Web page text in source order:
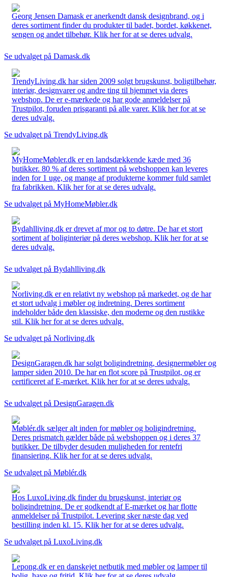
Georg Jensen Damask er anerkendt dansk designbrand, og i
deres sortiment finder du produkter til badet, bordet, køkkenet,
sengen og andet tilbehør. Klik her for at se deres udvalg.
Se udvalget på Damask.dk
TrendyLiving.dk har siden 2009 solgt brugskunst, boligtilbehør,
interiør, designvarer og andre ting til hjemmet via deres
webshop. De er e-mærkede og har gode anmeldelser på
Trustpilot, foruden prisgaranti på alle varer. Klik her for at se
deres udvalg.
Se udvalget på TrendyLiving.dk
MyHomeMøbler.dk er en landsdækkende kæde med 36
butikker. 80 % af deres sortiment på webshoppen kan leveres
inden for 1 uge, og mange af produkterne kommer fuld samlet
fra fabrikken. Klik her for at se deres udvalg.
Se udvalget på MyHomeMøbler.dk
Bydahlliving.dk er drevet af mor og to døtre. De har et stort
sortiment af boliginteriør på deres webshop. Klik her for at se
deres udvalg.
Se udvalget på Bydahlliving.dk
Norliving.dk er en relativt ny webshop på markedet, og de har
et stort udvalg i møbler og indretning. Deres sortiment
indeholder både den klassiske, den moderne og den rustikke
stil. Klik her for at se deres udvalg.
Se udvalget på Norliving.dk
DesignGaragen.dk har solgt boligindretning, designermøbler og
lamper siden 2010. De har en flot score på Trustpilot, og er
certificeret af E-mærket. Klik her for at se deres udvalg.
Se udvalget på DesignGaragen.dk
Møblér.dk sælger alt inden for møbler og boligindretning.
Deres prismatch gælder både på webshoppen og i deres 37
butikker. De tilbyder desuden muligheden for rentefri
finansiering. Klik her for at se deres udvalg.
Se udvalget på Møblér.dk
Hos LuxoLiving.dk finder du brugskunst, interiør og
boligindretning. De er godkendt af E-mærket og har flotte
anmeldelser på Trustpilot. Levering sker næste dag ved
bestilling inden kl. 15. Klik her for at se deres udvalg.
Se udvalget på LuxoLiving.dk
Lepong.dk er en danskejet netbutik med møbler og lamper til